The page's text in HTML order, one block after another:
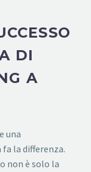
DI
A
una
la differenza.
non è solo la